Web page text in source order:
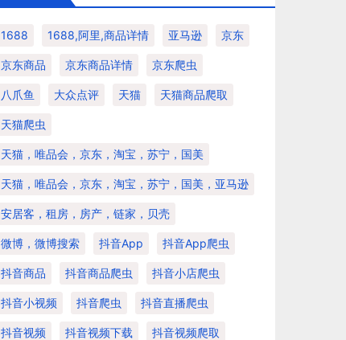
1688 1688,阿里,商品详情 亚马逊 京东
京东商品 京东商品详情 京东爬虫
八爪鱼 大众点评 天猫 天猫商品爬取
天猫爬虫
天猫，唯品会，京东，淘宝，苏宁，国美
天猫，唯品会，京东，淘宝，苏宁，国美，亚马逊
安居客，租房，房产，链家，贝壳
微博，微博搜索 抖音app 抖音app爬虫
抖音商品 抖音商品爬虫 抖音小店爬虫
抖音小视频 抖音爬虫 抖音直播爬虫
抖音视频 抖音视频下载 抖音视频爬取